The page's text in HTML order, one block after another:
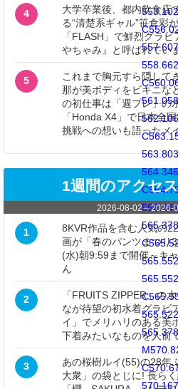
4
大学卒業後、都内飲食店
る“清楚系ギャル”笹倉彩
「FLASH」で鮮烈グラ
やちゃみ』と呼ばれてい
5
これまで胸元すら隠して
那が美ボディをビキニな
の初仕事は「週プレ」の
「Honda X4」で日本全
挑戦への想いも語ったメ
1週間のアクセ
2026-08-02～2026-
1
8KVR作品を含む人気の
画が「春のパンツまつり
(水)朝9:59まで開催～キ
ん
2
「FRUITS ZIPPER」の
なが待望の初水着グラビ
イ」でメリハリのある美
下着みたいなものを人前
3
あの桜樹ルイ(55)の28年
大衆」の袋とじに! 長ら